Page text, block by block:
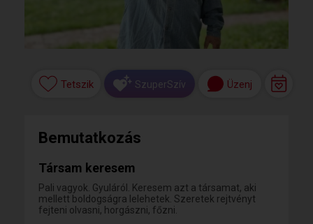
Tetszik SzuperSzív Üzenj
Bemutatkozás
Társam keresem
Pali vagyok. Gyuláról. Keresem azt a társamat, aki
mellett boldogságra lelehetek. Szeretek rejtvényt
fejteni olvasni, horgászni, főzni.